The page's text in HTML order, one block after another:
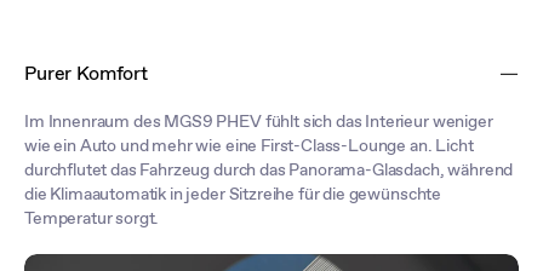
Purer Komfort
Im Innenraum des MGS9 PHEV fühlt sich das Interieur weniger
wie ein Auto und mehr wie eine First-Class-Lounge an. Licht
durchflutet das Fahrzeug durch das Panorama-Glasdach, während
die Klimaautomatik in jeder Sitzreihe für die gewünschte
Temperatur sorgt.